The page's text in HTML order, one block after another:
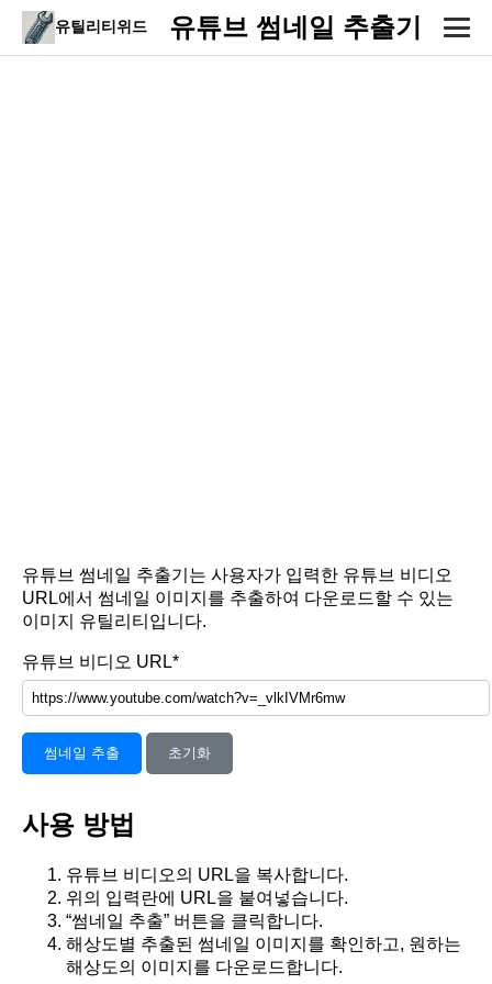
유틸리티위드 유튜브 썸네일 추출기
유튜브 썸네일 추출기는 사용자가 입력한 유튜브 비디오
URL에서 썸네일 이미지를 추출하여 다운로드할 수 있는
이미지 유틸리티입니다.
유튜브 비디오 URL*
썸네일 추출 초기화
사용 방법
유튜브 비디오의 URL을 복사합니다.
위의 입력란에 URL을 붙여넣습니다.
“썸네일 추출” 버튼을 클릭합니다.
해상도별 추출된 썸네일 이미지를 확인하고, 원하는
해상도의 이미지를 다운로드합니다.